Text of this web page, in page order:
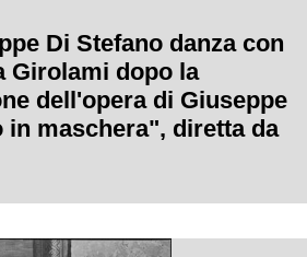
Di Stefano danza con
Girolami dopo la
dell'opera di Giuseppe
in maschera", diretta da
con la quale è
alla Scala